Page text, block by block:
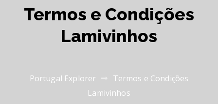
Termos e Condições
Lamivinhos
Portugal Explorer
Termos e Condições
Lamivinhos